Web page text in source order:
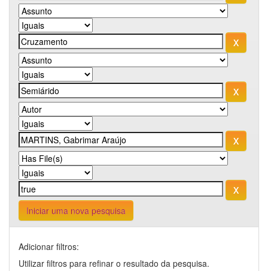
Iniciar uma nova pesquisa
Adicionar filtros:
Utilizar filtros para refinar o resultado da pesquisa.